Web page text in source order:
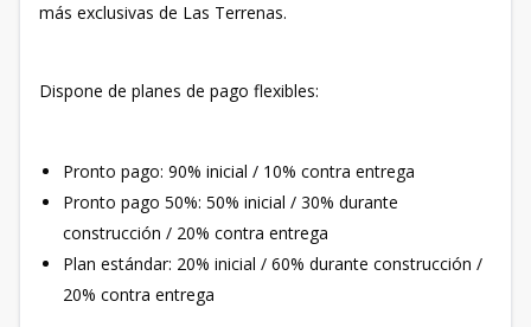
más exclusivas de Las Terrenas.
Dispone de planes de pago flexibles:
Pronto pago: 90% inicial / 10% contra entrega
Pronto pago 50%: 50% inicial / 30% durante
construcción / 20% contra entrega
Plan estándar: 20% inicial / 60% durante construcción /
20% contra entrega